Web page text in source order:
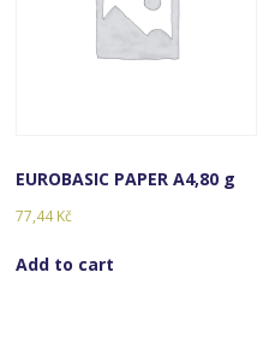
EUROBASIC PAPER A4,80 g
77,44Kč
Add to cart